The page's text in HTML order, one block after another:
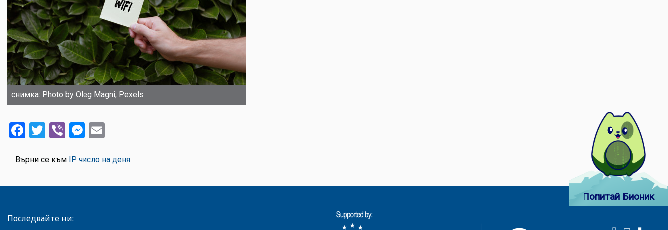
снимка: Photo by Oleg Magni, Pexels
Facebook
Twitter
ViberMessenger
Върни се към IP число на деня
Попитай Бионик
Последвайте ни: